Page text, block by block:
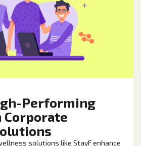
Performing
Corporate
solutions like StayF enhance